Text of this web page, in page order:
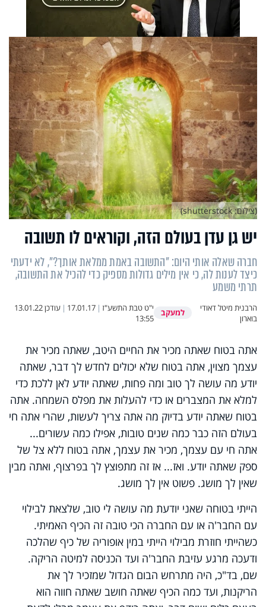
יש גן עדן בעולם הזה, וקוראים לו תשובה
חברה שאלה אותי היום: "התשובה באמת ממלאת אותך?", לא ידעתי
כיצד לענות לה, כי אין מילים גדולות מספיק כדי להכיל את התשובה,
תרתי משמע
הרבנית מיטל דאודי
בוארון
למעקב י"ט טבת התשע"ז |
17.01.17
| עודכן13.01.22
13:55
(צילום: shutterstock)
אתה בטוח שאתה מכיר את החיים היטב, שאתה מכיר את
עצמך מצוין, אתה בטוח שלא יכולים לחדש לך דבר, שאתה
יודע מה עושה לך טוב ומה פחות, שאתה יודע לאן ללכת כדי
למלא את המצברים או כדי להעלות את מפלס השמחה. אתה
בטוח שאתה יודע בדיוק מה אתה צריך לעשות, שהרי אתה חי
בעולם הזה כבר כמה שנים טובות, אפילו כמה עשורים...
אתה חי עם עצמך, מכיר את עצמך, אתה בטוח ללא צל של
ספק שאתה יודע. ואז... אז זה מתפוצץ לך בפרצוף, ואתה מבין
שאין לך מושג. פשוט אין לך מושג.
הייתי בטוחה שאני יודעת מה עושה לי טוב, שלצאת לבילוי
עם החבר'ה או עם החברה הכי טובה זה הכיף האמיתי.
כשהייתי חוזרת מבילוי הייתי במין אופוריה של כיף שהלכה
ודעכה מרגע עזיבת החבר'ה ועד הכניסה למיטה הריקה.
שם, בד"כ, היה מתרחש הבום הגדול שמזכיר לך את
הריקנות, ועד כמה הכיף שאתה חושב שאתה חווה הוא